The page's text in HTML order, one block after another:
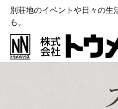
別荘地のイベントや日々の生
も。